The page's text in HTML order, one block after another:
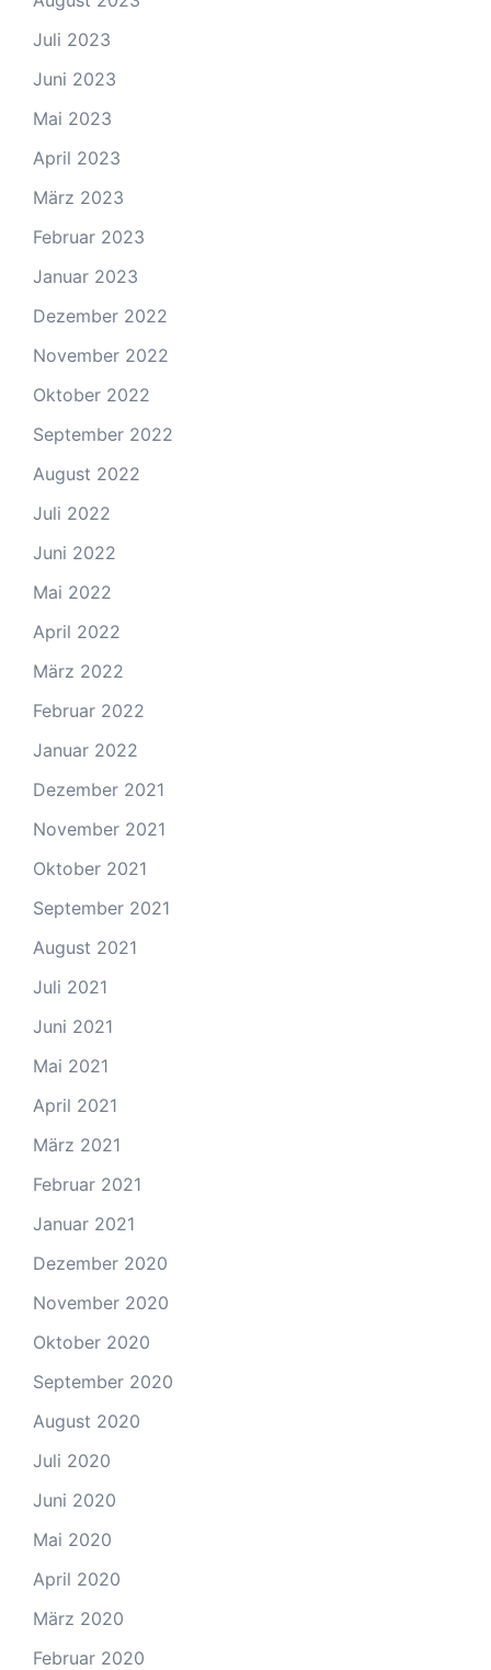
Juli 2023
Juni 2023
Mai 2023
April 2023
März 2023
Februar 2023
Januar 2023
Dezember 2022
November 2022
Oktober 2022
September 2022
August 2022
Juli 2022
Juni 2022
Mai 2022
April 2022
März 2022
Februar 2022
Januar 2022
Dezember 2021
November 2021
Oktober 2021
September 2021
August 2021
Juli 2021
Juni 2021
Mai 2021
April 2021
März 2021
Februar 2021
Januar 2021
Dezember 2020
November 2020
Oktober 2020
September 2020
August 2020
Juli 2020
Juni 2020
Mai 2020
April 2020
März 2020
Februar 2020